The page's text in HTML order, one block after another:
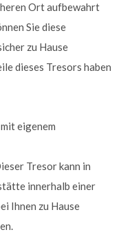
Ort aufbewahrt
Sie diese
zu Hause
dieses Tresors haben
eigenem
Tresor kann in
innerhalb einer
Ihnen zu Hause